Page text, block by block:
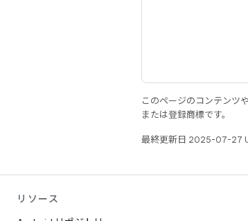
このページのコンテンツ
または登録商標です。
最終更新日 2025-07-27
リソース